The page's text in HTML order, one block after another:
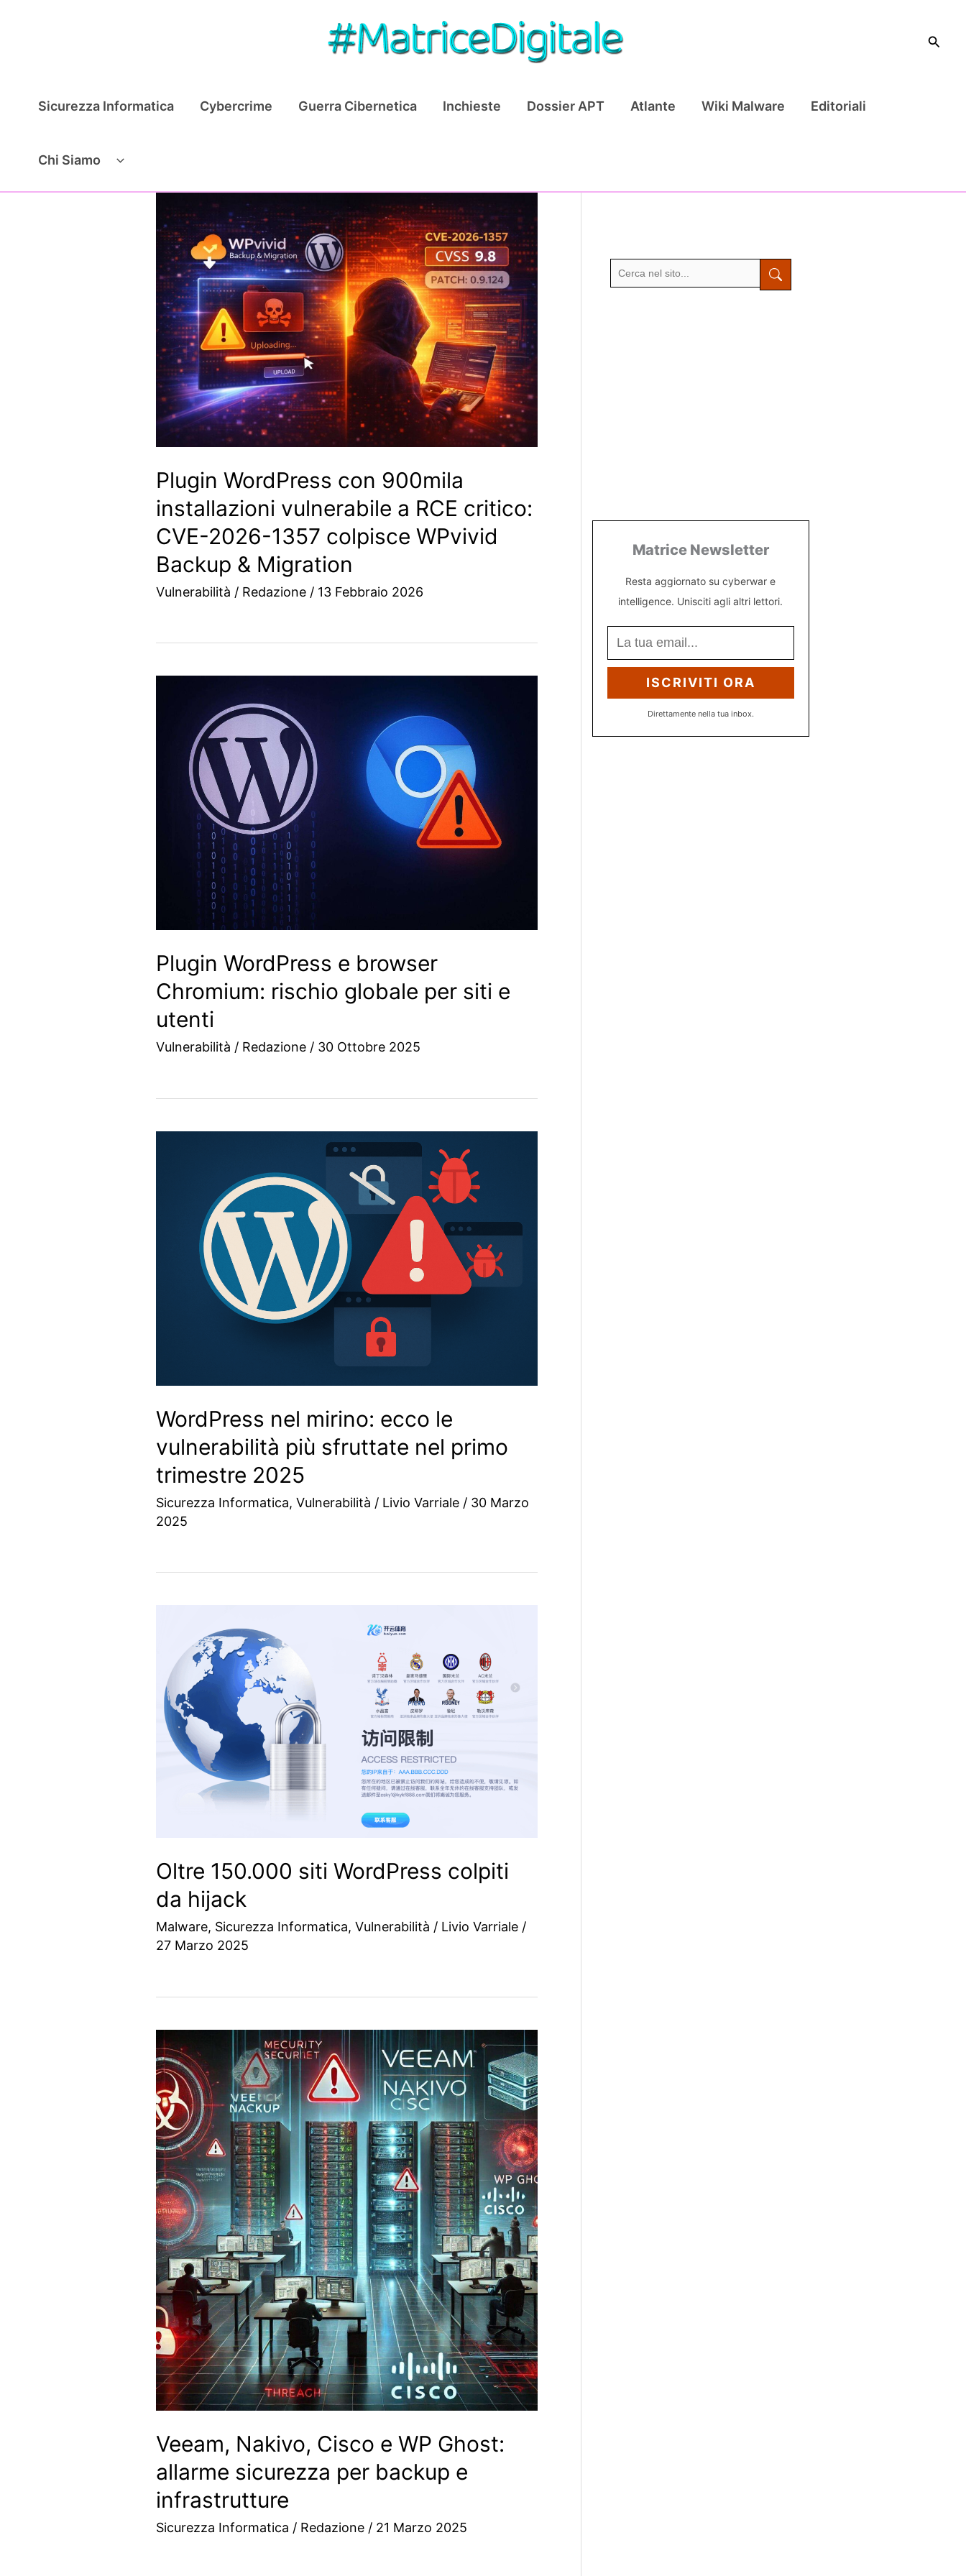
Cerca
Sicurezza Informatica Cybercrime Guerra Cibernetica Inchieste Dossier APT Atlante Wiki Malware Editoriali
Chi Siamo
Plugin WordPress con 900mila
installazioni vulnerabile a RCE critico:
CVE-2026-1357 colpisce WPvivid
Backup & Migration
Vulnerabilità / Redazione / 13 Febbraio 2026
Plugin WordPress e browser
Chromium: rischio globale per siti e
utenti
Vulnerabilità / Redazione / 30 Ottobre 2025
WordPress nel mirino: ecco le
vulnerabilità più sfruttate nel primo
trimestre 2025
Sicurezza Informatica, Vulnerabilità / Livio Varriale / 30 Marzo
2025
Oltre 150.000 siti WordPress colpiti
da hijack
Malware, Sicurezza Informatica, Vulnerabilità / Livio Varriale /
27 Marzo 2025
Veeam, Nakivo, Cisco e WP Ghost:
allarme sicurezza per backup e
infrastrutture
Sicurezza Informatica / Redazione / 21 Marzo 2025
Matrice Newsletter
Resta aggiornato su cyberwar e
intelligence. Unisciti agli altri lettori.
ISCRIVITI ORA
Direttamente nella tua inbox.